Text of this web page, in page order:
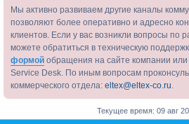
Мы активно развиваем другие каналы
позволяют более оперативно и адресно
клиентов. Если у вас возникли вопросы по
можете обратиться в техническую
формой обращения на сайте компании или
Service Desk. По иным вопросам
коммерческого отдела: eltex@eltex-co.ru.
Текущее время: 09 авг